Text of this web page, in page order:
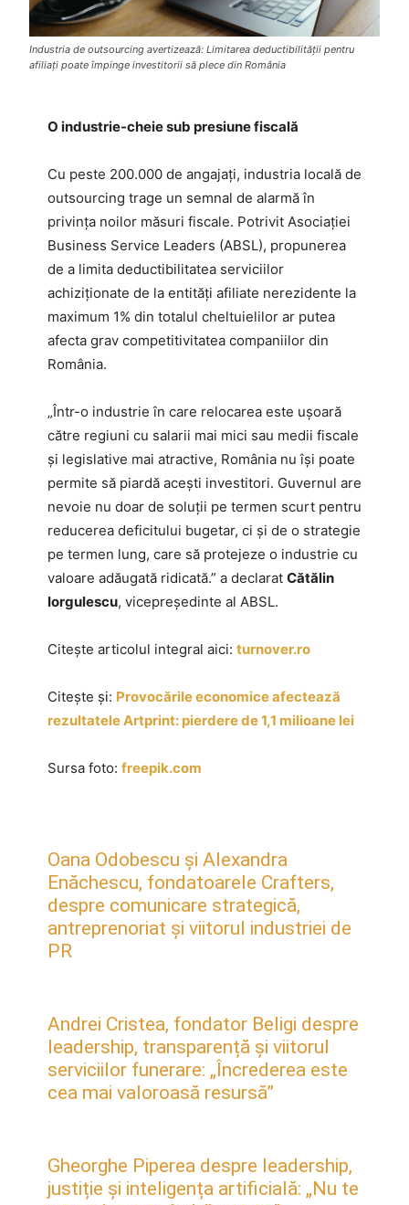
Industria de outsourcing avertizează: Limitarea deductibilității pentru
afiliați poate împinge investitorii să plece din România
O industrie-cheie sub presiune fiscală
Cu peste 200.000 de angajați, industria locală de
outsourcing trage un semnal de alarmă în
privința noilor măsuri fiscale. Potrivit Asociației
Business Service Leaders (ABSL), propunerea
de a limita deductibilitatea serviciilor
achiziționate de la entități afiliate nerezidente la
maximum 1% din totalul cheltuielilor ar putea
afecta grav competitivitatea companiilor din
România.
„Într-o industrie în care relocarea este uşoară
către regiuni cu salarii mai mici sau medii fiscale
şi legislative mai atractive, România nu îşi poate
permite să piardă aceşti investitori. Guvernul are
nevoie nu doar de soluţii pe termen scurt pentru
reducerea deficitului bugetar, ci şi de o strategie
pe termen lung, care să protejeze o industrie cu
valoare adăugată ridicată.” a declarat Cătălin
Iorgulescu, vicepreşedinte al ABSL.
Citește articolul integral aici: turnover.ro
Citește și: Provocările economice afectează
rezultatele Artprint: pierdere de 1,1 milioane lei
Sursa foto: freepik.com
Oana Odobescu și Alexandra
Enăchescu, fondatoarele Crafters,
despre comunicare strategică,
antreprenoriat și viitorul industriei de
PR
Andrei Cristea, fondator Beligi despre
leadership, transparență și viitorul
serviciilor funerare: „Încrederea este
cea mai valoroasă resursă”
Gheorghe Piperea despre leadership,
justiție și inteligența artificială: „Nu te